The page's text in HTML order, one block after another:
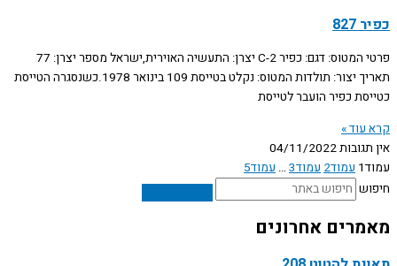
כפיר 827
פרטי המטוס: דגם: כפיר C-2 יצרן: התעשיה האוירית,ישראל מספר יצרן: 77
תאריך יצור: תולדות המטוס: נקלט בטייסת 109 בינואר 1978.כשנסגרה הטייסת
כטייסת כפיר הועבר לטייסת
קרא עוד »
אין תגובות04/11/2022
עמוד1 עמוד2 עמוד3
… עמוד5
חיפוש
מאמרים אחרונים